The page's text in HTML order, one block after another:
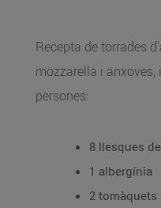
Recepta de torrades
mozzarella i anxoves,
persones:
8 llesques
1 albergínia
2 tomàquets